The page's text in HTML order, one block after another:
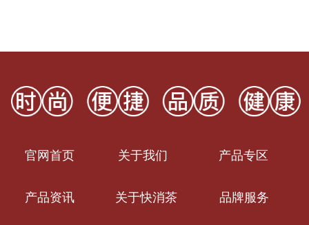
产品专区
官网首页 关于我们
产品资讯 关于快消茶 品牌服务